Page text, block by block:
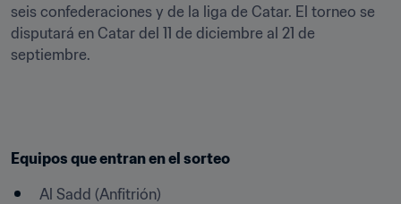
seis confederaciones y de la liga de Catar. El torneo se
disputará en Catar del 11 de diciembre al 21 de
septiembre.
Equipos que entran en el sorteo
Al Sadd (Anfitrión)